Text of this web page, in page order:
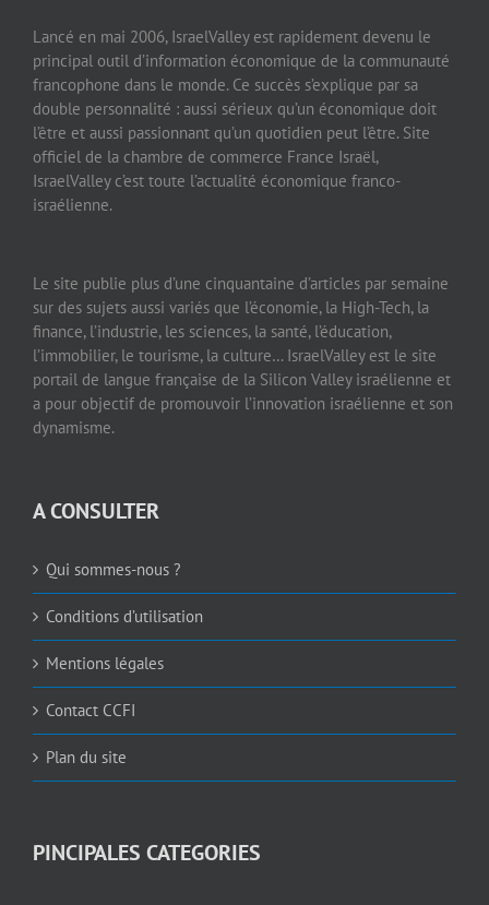
Lancé en mai 2006, IsraelValley est rapidement devenu le
principal outil d’information économique de la communauté
francophone dans le monde. Ce succès s’explique par sa
double personnalité : aussi sérieux qu’un économique doit
l’être et aussi passionnant qu’un quotidien peut l’être. Site
officiel de la chambre de commerce France Israël,
IsraelValley c’est toute l’actualité économique franco-
israélienne.
Le site publie plus d’une cinquantaine d’articles par semaine
sur des sujets aussi variés que l’économie, la High-Tech, la
finance, l’industrie, les sciences, la santé, l’éducation,
l’immobilier, le tourisme, la culture… IsraelValley est le site
portail de langue française de la Silicon Valley israélienne et
a pour objectif de promouvoir l’innovation israélienne et son
dynamisme.
A CONSULTER
Qui sommes-nous ?
Conditions d’utilisation
Mentions légales
Contact CCFI
Plan du site
PINCIPALES CATEGORIES